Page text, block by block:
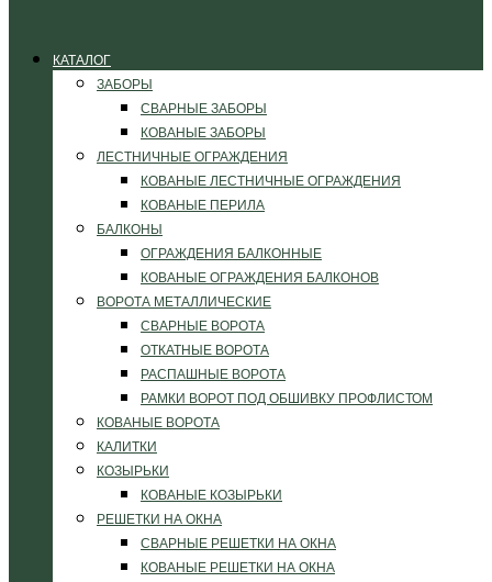
КАТАЛОГ
ЗАБОРЫ
СВАРНЫЕ ЗАБОРЫ
КОВАНЫЕ ЗАБОРЫ
ЛЕСТНИЧНЫЕ ОГРАЖДЕНИЯ
КОВАНЫЕ ЛЕСТНИЧНЫЕ ОГРАЖДЕНИЯ
КОВАНЫЕ ПЕРИЛА
БАЛКОНЫ
ОГРАЖДЕНИЯ БАЛКОННЫЕ
КОВАНЫЕ ОГРАЖДЕНИЯ БАЛКОНОВ
ВОРОТА МЕТАЛЛИЧЕСКИЕ
СВАРНЫЕ ВОРОТА
ОТКАТНЫЕ ВОРОТА
РАСПАШНЫЕ ВОРОТА
РАМКИ ВОРОТ ПОД ОБШИВКУ ПРОФЛИСТОМ
КОВАНЫЕ ВОРОТА
КАЛИТКИ
КОЗЫРЬКИ
КОВАНЫЕ КОЗЫРЬКИ
РЕШЕТКИ НА ОКНА
СВАРНЫЕ РЕШЕТКИ НА ОКНА
КОВАНЫЕ РЕШЕТКИ НА ОКНА